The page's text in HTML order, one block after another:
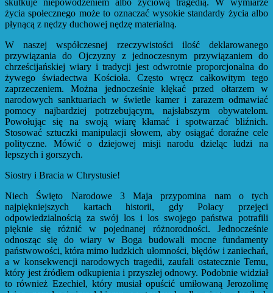
życia społecznego może to oznaczać wysokie standardy życia albo
płynącą z nędzy duchowej nędzę materialną.
W naszej współczesnej rzeczywistości ilość deklarowanego
przywiązania do Ojczyzny z jednoczesnym przywiązaniem do
chrześcijańskiej wiary i tradycji jest odwrotnie proporcjonalna do
żywego świadectwa Kościoła. Często wręcz całkowitym tego
zaprzeczeniem. Można jednocześnie klękać przed ołtarzem w
narodowych sanktuariach w świetle kamer i zarazem odmawiać
pomocy najbardziej potrzebującym, najsłabszym obywatelom.
Powołując się na swoją wiarę kłamać i spotwarzać bliźnich.
Stosować sztuczki manipulacji słowem, aby osiągać doraźne cele
polityczne. Mówić o dziejowej misji narodu dzieląc ludzi na
lepszych i gorszych.
Siostry i Bracia w Chrystusie!
Niech Święto Narodowe 3 Maja przypomina nam o tych
najpiękniejszych kartach historii, gdy Polacy przejęci
odpowiedzialnością za swój los i los swojego państwa potrafili
pięknie się różnić w pojednanej różnorodności. Jednocześnie
odnosząc się do wiary w Boga budowali mocne fundamenty
państwowości, która mimo ludzkich ułomności, błędów i zaniechań,
a w konsekwencji narodowych tragedii, zaufali ostatecznie Temu,
który jest źródłem odkupienia i przyszłej odnowy. Podobnie widział
to również Ezechiel, który musiał opuścić umiłowaną Jerozolimę